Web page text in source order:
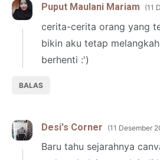
Puput Maulani Mariam 11
cerita-cerita orang yang
bikin aku tetap
berhenti :')
BALAS
Desi's Corner 11 Desember
Baru tahu sejarahnya